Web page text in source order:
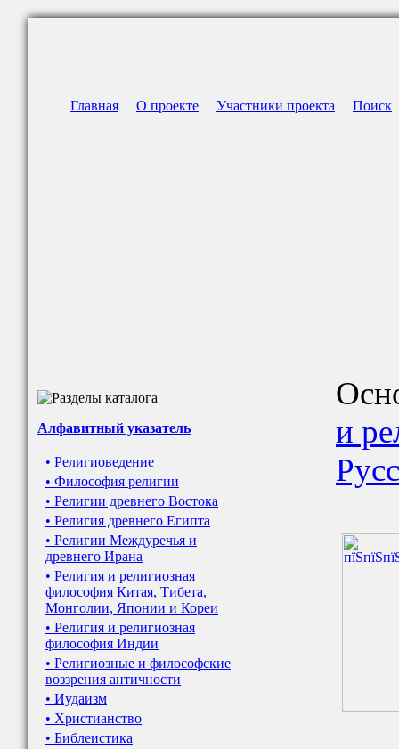
Главная О проекте Участники проекта Поиск
Алфавитный указатель
• Религиоведение
• Философия религии
• Религии древнего Востока
• Религия древнего Египта
• Религии Междуречья и
древнего Ирана
• Религия и религиозная
философия Китая, Тибета,
Монголии, Японии и Кореи
• Религия и религиозная
философия Индии
• Религиозные и философские
воззрения античности
• Иудаизм
• Христианство
• Библеистика
и